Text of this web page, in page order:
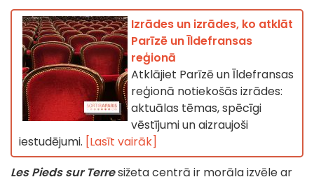
Izrādes un izrādes, ko atklāt
Parīzē un Īldefransas
reģionā
Atklājiet Parīzē un Īldefransas
reģionā notiekošās izrādes:
aktuālas tēmas, spēcīgi
vēstījumi un aizraujoši
iestudējumi. [Lasīt vairāk]
Les Pieds sur Terresižeta centrā ir morāla izvēle ar